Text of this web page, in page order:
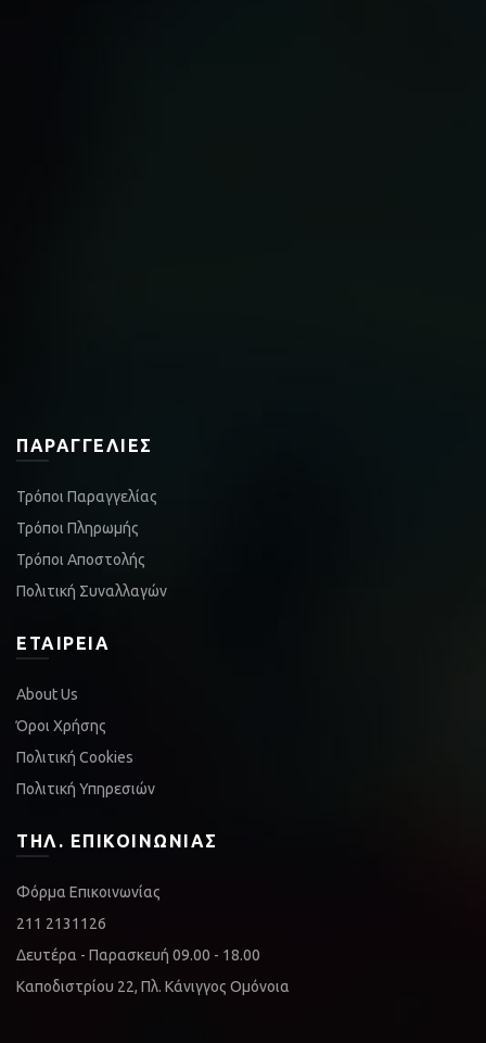
ΠΑΡΑΓΓΕΛΊΕΣ
Τρόποι Παραγγελίας
Τρόποι Πληρωμής
Τρόποι Αποστολής
Πολιτική Συναλλαγών
ΕΤΑΙΡΕΊΑ
About Us
Όροι Χρήσης
Πολιτική Cookies
Πολιτική Υπηρεσιών
ΤΗΛ. ΕΠΙΚΟΙΝΩΝΊΑΣ
Φόρμα Επικοινωνίας
211 2131126
Δευτέρα - Παρασκευή 09.00 - 18.00
Καποδιστρίου 22, Πλ. Κάνιγγος Ομόνοια